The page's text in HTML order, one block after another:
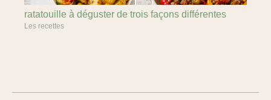
ratatouille à déguster de trois façons différentes
Les recettes